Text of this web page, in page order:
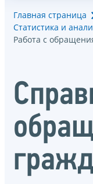
Главная страница
Статистика и
Работа с